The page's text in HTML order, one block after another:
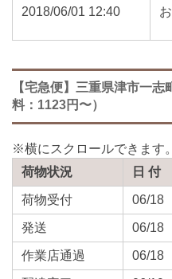
2018/06/01 12:40
【宅急便】三重県津市一
料：1123円〜）
荷物状況 日 付
荷物受付 06/18
発送 06/18
作業店通過 06/18